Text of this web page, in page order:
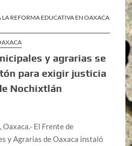
REFORMA EDUCATIVA EN OAXACA
y agrarias se
para exigir justicia
Nochixtlán
El Frente de
y Agrarias de Oaxaca instaló